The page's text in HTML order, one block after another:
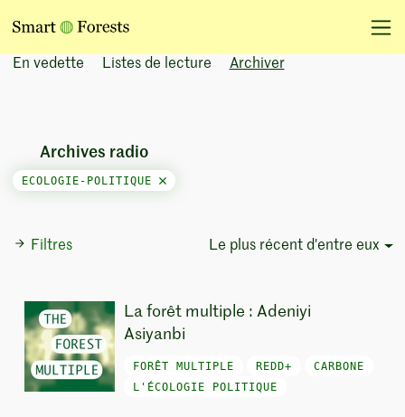
En vedette Listes de lecture Archiver
Filtres Le plus récent d'entre eux
Archives radio
ECOLOGIE-POLITIQUE
La forêt multiple : Adeniyi
Asiyanbi
FORÊT MULTIPLE REDD+
CARBONE
L'ÉCOLOGIE POLITIQUE